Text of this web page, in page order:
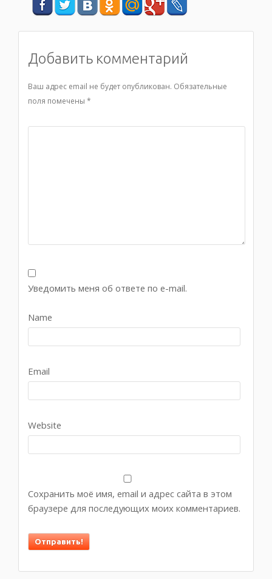
Добавить комментарий
Ваш адрес email не будет опубликован. Обязательные
поля помечены *
Уведомить меня об ответе по e-mail.
Name
Email
Website
Сохранить моё имя, email и адрес сайта в этом
браузере для последующих моих комментариев.